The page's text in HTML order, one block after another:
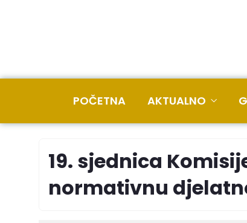
POČETNA AKTUALNO
19. sjednica
normativnu